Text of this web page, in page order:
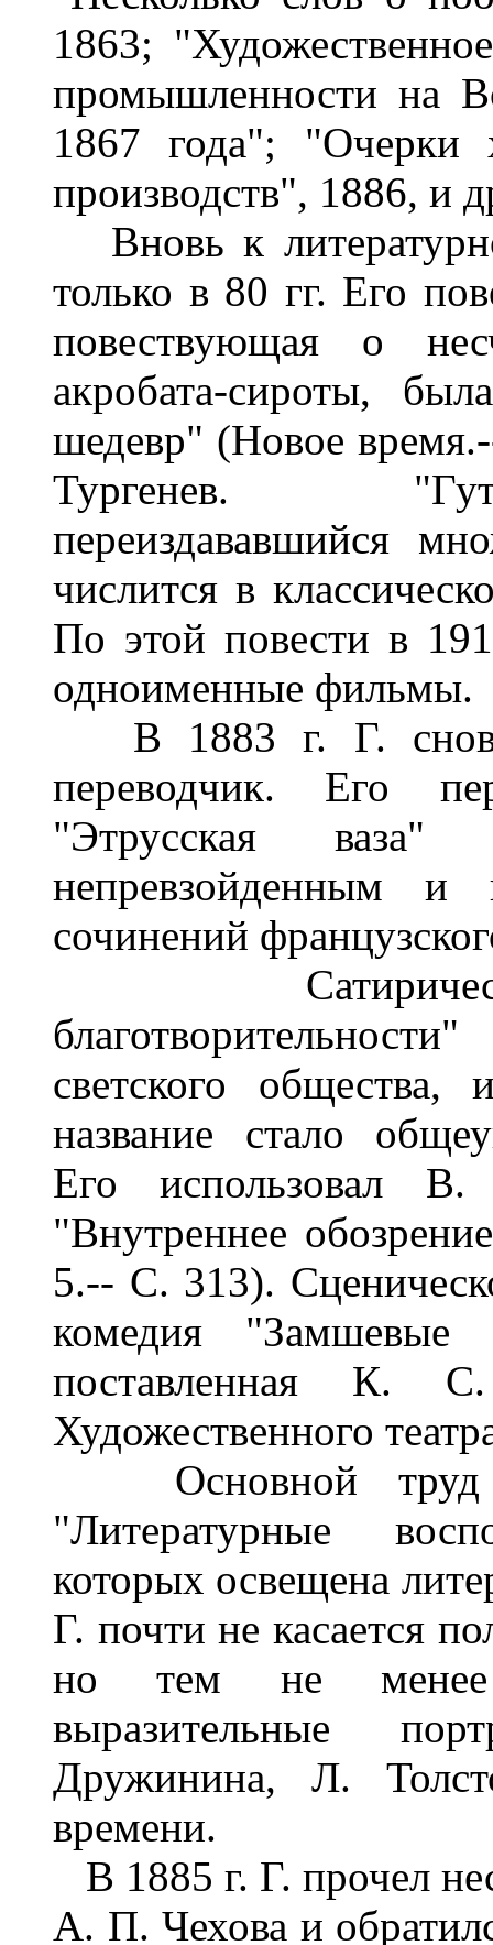
1863;
промышленности на
1867 года"; "Очерки
производств", 1886, и
Вновь к
только в 80 гг. Его
повествующая о
акробата-сироты,
шедевр" (Новое
Тургенев.
переиздававшийся
числится в
По этой повести в
одноименные фильмы.
В 1883 г. Г. снова
переводчик. Его
"Этрусская
непревзойденным и
сочинений
светского
название стало
Его использовал
"Внутреннее
5.-- С. 313).
комедия
поставленная К.
Художественного
Основной труд
"Литературные
которых освещена
Г. почти не касается
но тем не менее
выразительные
Дружинина, Л.
времени.
В 1885 г. Г. прочел
А. П. Чехова и